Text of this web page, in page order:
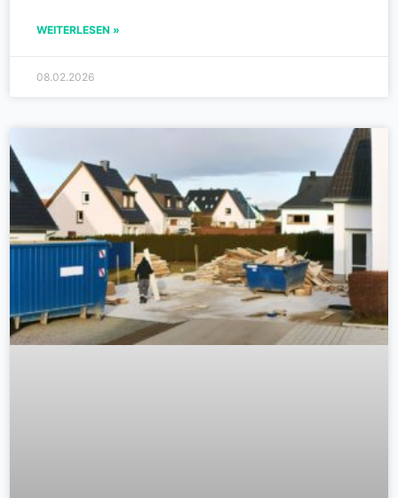
WEITERLESEN »
08.02.2026